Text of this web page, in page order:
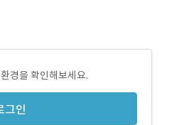
경을 확인해보세요.
그인